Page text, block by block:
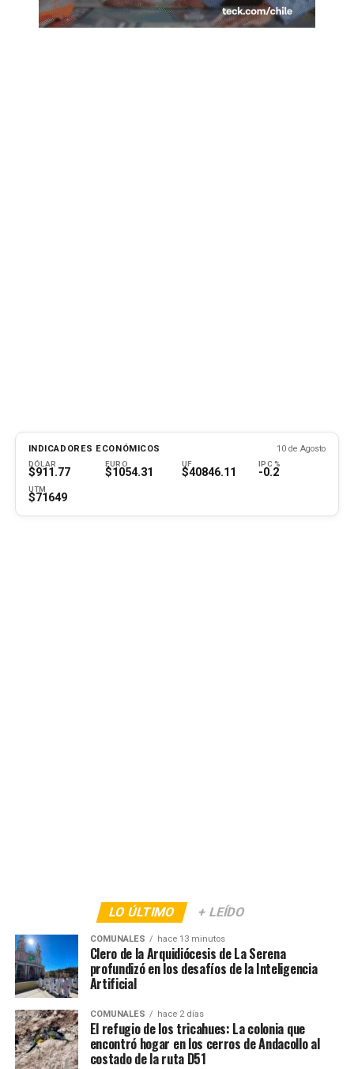
INDICADORES ECONÓMICOS 10 de Agosto
DÓLAR
$911.77
EURO
$1054.31
UF
$40846.11
IPC %
-0.2
UTM
$71649
LO ÚLTIMO + LEÍDO
COMUNALES hace 13 minutos
Clero de la Arquidiócesis de La Serena
profundizó en los desafíos de la Inteligencia
Artificial
COMUNALES hace 2 días
El refugio de los tricahues: La colonia que
encontró hogar en los cerros de Andacollo al
costado de la ruta D51